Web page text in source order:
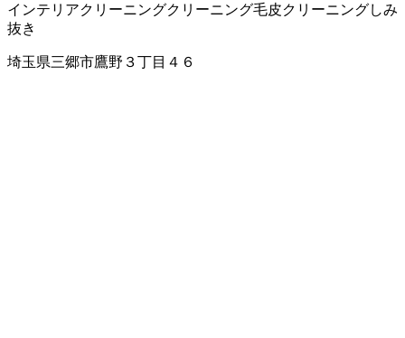
インテリアクリーニングクリーニング毛皮クリーニングしみ
抜き
埼玉県三郷市鷹野３丁目４６